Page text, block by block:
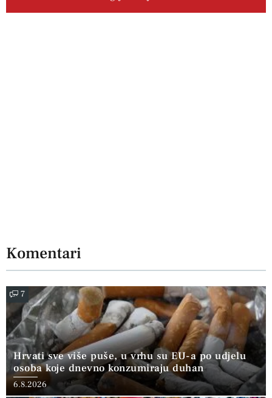
Komentari
7
Hrvati sve više puše, u vrhu su EU-a po udjelu
osoba koje dnevno konzumiraju duhan
6.8.2026